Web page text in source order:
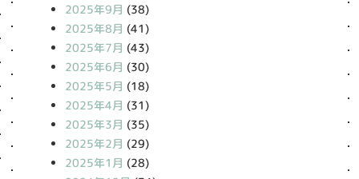
2025年9月 (38)
2025年8月 (41)
2025年7月 (43)
2025年6月 (30)
2025年5月 (18)
2025年4月 (31)
2025年3月 (35)
2025年2月 (29)
2025年1月 (28)